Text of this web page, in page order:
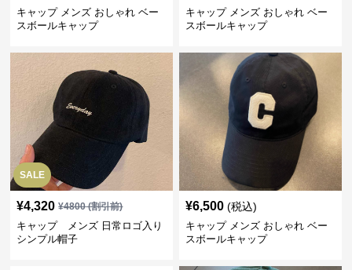
キャップ メンズ おしゃれ ベー
スボールキャップ
キャップ メンズ おしゃれ ベー
スボールキャップ
SALE
¥4,320 ¥4800(割引前)
キャップ メンズ 日常ロゴ入り
シンプル帽子
¥6,500 (税込)
キャップ メンズ おしゃれ ベー
スボールキャップ